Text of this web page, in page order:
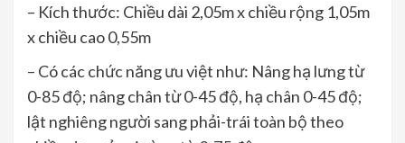
– Kích thước: Chiều dài 2,05m x chiều rộng 1,05m
x chiều cao 0,55m
– Có các chức năng ưu việt như: Nâng hạ lưng từ
0-85 độ; nâng chân từ 0-45 độ, hạ chân 0-45 độ;
lật nghiêng người sang phải-trái toàn bộ theo